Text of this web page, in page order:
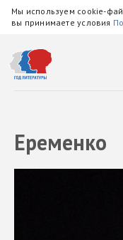
Мы используем cookie-
вы принимаете условия
Еременко